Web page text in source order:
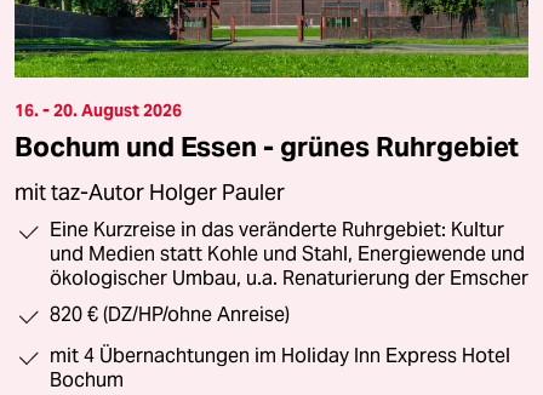
16. - 20. August 2026
Bochum und Essen - grünes Ruhrgebiet
mit taz-Autor Holger Pauler
Eine Kurzreise in das veränderte Ruhrgebiet: Kultur
und Medien statt Kohle und Stahl, Energiewende und
ökologischer Umbau, u.a. Renaturierung der Emscher
820 € (DZ/HP/ohne Anreise)
mit 4 Übernachtungen im Holiday Inn Express Hotel
Bochum